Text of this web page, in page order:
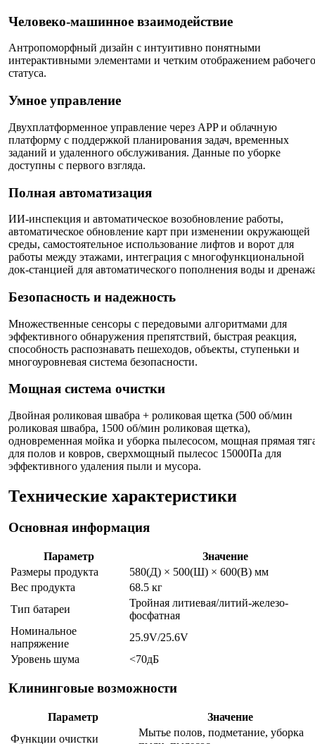
Человеко-машинное взаимодействие
Антропоморфный дизайн с интуитивно понятными
интерактивными элементами и четким отображением рабочего
статуса.
Умное управление
Двухплатформенное управление через APP и облачную
платформу с поддержкой планирования задач, временных
заданий и удаленного обслуживания. Данные по уборке
доступны с первого взгляда.
Полная автоматизация
ИИ-инспекция и автоматическое возобновление работы,
автоматическое обновление карт при изменении окружающей
среды, самостоятельное использование лифтов и ворот для
работы между этажами, интеграция с многофункциональной
док-станцией для автоматического пополнения воды и
Безопасность и надежность
Множественные сенсоры с передовыми алгоритмами для
эффективного обнаружения препятствий, быстрая реакция,
способность распознавать пешеходов, объекты, ступеньки и
многоуровневая система безопасности.
Мощная система очистки
Двойная роликовая швабра + роликовая щетка (500 об/мин
роликовая швабра, 1500 об/мин роликовая щетка),
одновременная мойка и уборка пылесосом, мощная прямая
для полов и ковров, сверхмощный пылесос 15000Па для
эффективного удаления пыли и мусора.
Технические характеристики
Основная информация
Параметр
Значение
Размеры продукта
580(Д) × 500(Ш) × 600(В) мм
Вес продукта
68.5 кг
Тип батареи
Тройная литиевая/литий-железо-
фосфатная
Номинальное
напряжение
25.9V/25.6V
Уровень шума
<70дБ
Клининговые возможности
Параметр
Значение
Функции очистки
Мытье полов, подметание, уборка